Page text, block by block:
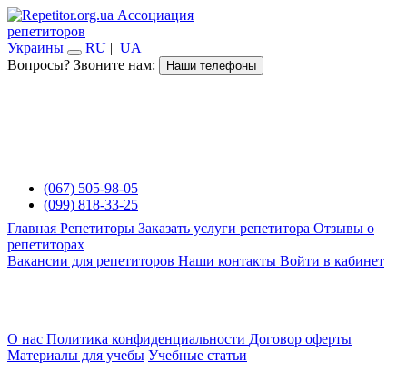
Ассоциация
репетиторов
Украины
RU | UA
Вопросы? Звоните нам:
Наши телефоны
(067) 505-98-05
(099) 818-33-25
Главная Репетиторы Заказать услуги репетитора Отзывы о
репетиторах
Вакансии для репетиторов Наши контакты Войти в кабинет
О нас Политика конфиденциальности Договор оферты
Материалы для учебы Учебные статьи